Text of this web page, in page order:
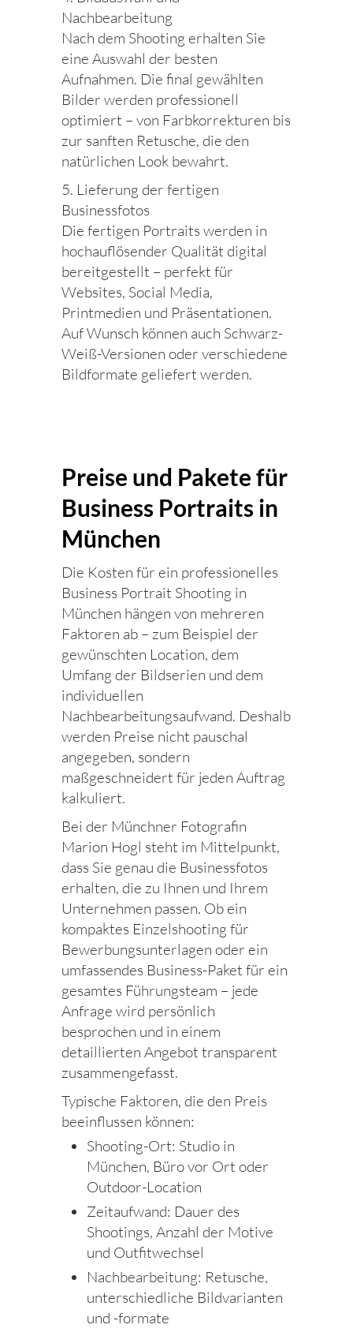
Nachbearbeitung
Nach dem Shooting erhalten Sie
eine Auswahl der besten
Aufnahmen. Die final gewählten
Bilder werden professionell
optimiert – von Farbkorrekturen bis
zur sanften Retusche, die den
natürlichen Look bewahrt.
5. Lieferung der fertigen
Businessfotos
Die fertigen Portraits werden in
hochauflösender Qualität digital
bereitgestellt – perfekt für
Websites, Social Media,
Printmedien und Präsentationen.
Auf Wunsch können auch Schwarz-
Weiß-Versionen oder verschiedene
Bildformate geliefert werden.
Preise und Pakete für
Business Portraits in
München
Die Kosten für ein professionelles
Business Portrait Shooting in
München hängen von mehreren
Faktoren ab – zum Beispiel der
gewünschten Location, dem
Umfang der Bildserien und dem
individuellen
Nachbearbeitungsaufwand. Deshalb
werden Preise nicht pauschal
angegeben, sondern
maßgeschneidert für jeden Auftrag
kalkuliert.
Bei der Münchner Fotografin
Marion Hogl steht im Mittelpunkt,
dass Sie genau die Businessfotos
erhalten, die zu Ihnen und Ihrem
Unternehmen passen. Ob ein
kompaktes Einzelshooting für
Bewerbungsunterlagen oder ein
umfassendes Business-Paket für ein
gesamtes Führungsteam – jede
Anfrage wird persönlich
besprochen und in einem
detaillierten Angebot transparent
zusammengefasst.
Typische Faktoren, die den Preis
beeinflussen können:
Shooting-Ort: Studio in
München, Büro vor Ort oder
Outdoor-Location
Zeitaufwand: Dauer des
Shootings, Anzahl der Motive
und Outfitwechsel
Nachbearbeitung: Retusche,
unterschiedliche Bildvarianten
und -formate